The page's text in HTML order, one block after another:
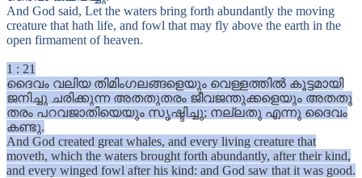
And God said, Let the waters bring forth abundantly the moving
creature that hath life, and fowl that may fly above the earth in the
open firmament of heaven.
1 : 21
ദൈവം വലിയ തിമിംഗലങ്ങളെയും വെള്ളത്തിൽ കൂട്ടമായി
ജനിച്ചു ചരിക്കുന്ന അതതുതരം ജീവജന്തുക്കളെയും അതതു
തരം പറവജാതിയെയും സൃഷ്ടിച്ചു; നല്ലതു എന്നു ദൈവം
കണ്ടു.
And God created great whales, and every living creature that
moveth, which the waters brought forth abundantly, after their kind,
and every winged fowl after his kind: and God saw that it was good.